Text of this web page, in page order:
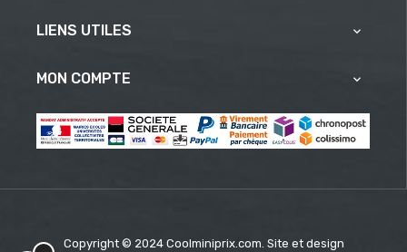
LIENS UTILES 
MON COMPTE 
Copyright © 2024 Coolminiprix.com. Site et design